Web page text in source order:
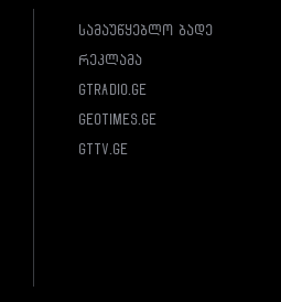
სამაუწყებლო ბადე
რეკლამა
gtradio.ge
geotimes.ge
gttv.ge